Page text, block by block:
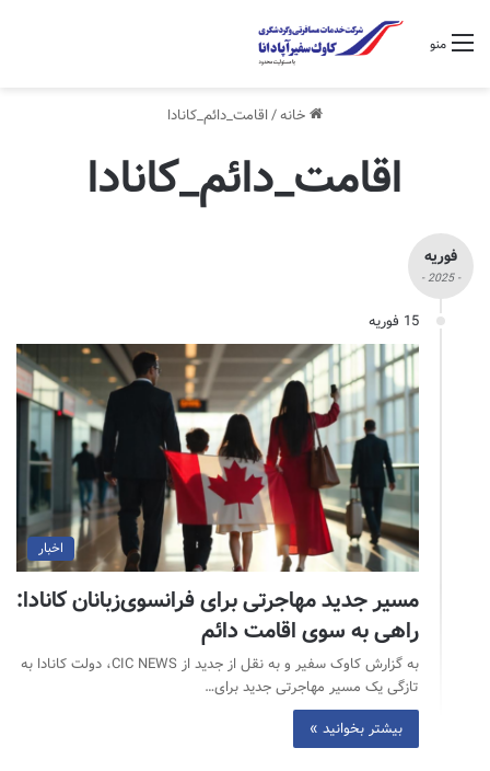
منو
خانه/اقامت_دائم_کانادا
اقامت_دائم_کانادا
فوریه
- 2025 -
15 فوریه
اخبار
مسیر جدید مهاجرتی برای فرانسوی‌زبانان کانادا:
راهی به سوی اقامت دائم
به گزارش کاوک سفیر و به نقل از جدید از CIC NEWS، دولت کانادا به
تازگی یک مسیر مهاجرتی جدید برای…
بیشتر بخوانید »